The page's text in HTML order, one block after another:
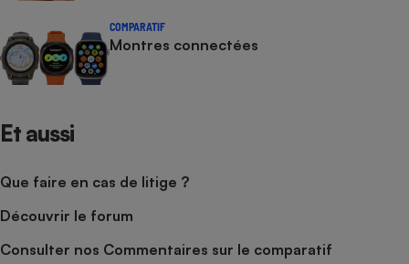
COMPARATIF
Montres connectées
Et aussi
Que faire en cas de litige ?
Découvrir le forum
Consulter nos Commentaires sur le comparatif